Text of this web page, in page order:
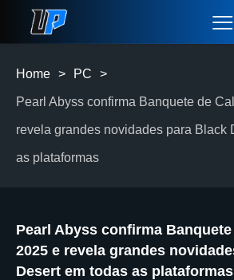
Home > PC >
Pearl Abyss confirma Banquete de
revela grandes novidades para Black
as plataformas
Pearl Abyss confirma
2025 e revela grandes
Desert em todas as plataformas